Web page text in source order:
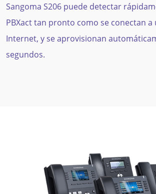
Sangoma S206 puede detectar
PBXact tan pronto como se conectan a
Internet, y se aprovisionan
segundos.